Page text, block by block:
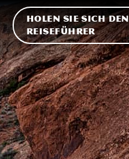
HOLEN SIE SICH DEN
REISEFÜHRER